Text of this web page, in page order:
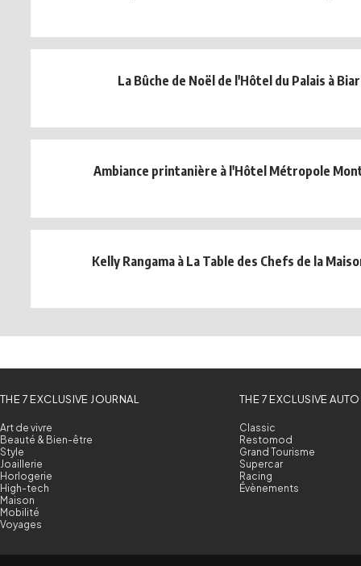
La Bûche de Noël de l'Hôtel du Palais à
Ambiance printanière à l'Hôtel Métropole
Kelly Rangama à La Table des Chefs de la
THE 7 EXCLUSIVE JOURNAL
Art de vivre
Beauté & Bien-être
Style
Joaillerie
Horlogerie
High-tech
Maison
Mobilité
Voyages
THE 7 EXCLUSIVE AUTO
Classic
Restomod
Grand Tourisme
Supercar
Racing
Évènements